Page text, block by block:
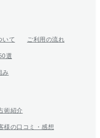
いて ご利用の流れ
選
み
術紹介
様の口コミ・感想